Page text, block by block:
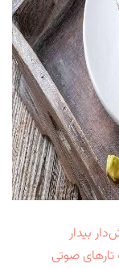
بیدار
تارهای صوتی